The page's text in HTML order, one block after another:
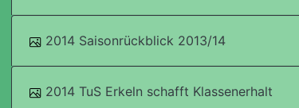
2014 Saisonrückblick 2013/14
2014 TuS Erkeln schafft Klassenerhalt